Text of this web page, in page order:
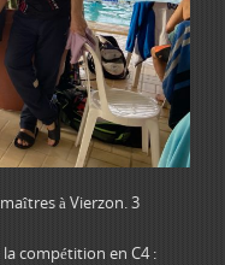
à Vierzon. 3
compétition en C4 :